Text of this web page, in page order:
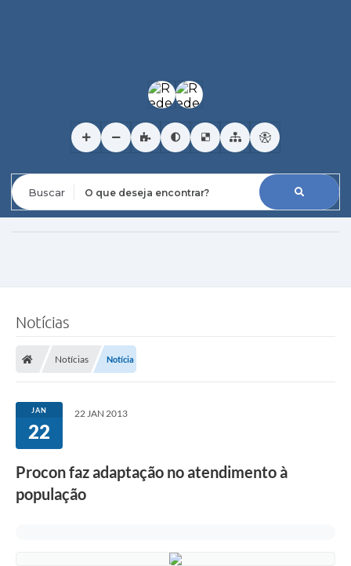
Notícias
Notícias Notícia
JAN
22
22 JAN 2013
Procon faz adaptação no atendimento à
população